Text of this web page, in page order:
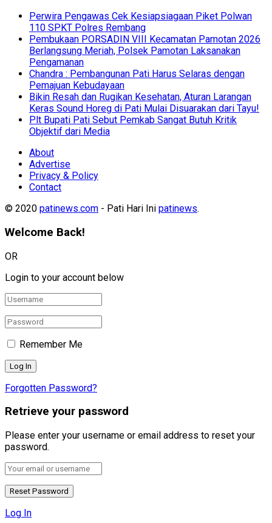
Perwira Pengawas Cek Kesiapsiagaan Piket Polwan
110 SPKT Polres Rembang
Pembukaan PORSADIN VIII Kecamatan Pamotan 2026
Berlangsung Meriah, Polsek Pamotan Laksanakan
Pengamanan
Chandra : Pembangunan Pati Harus Selaras dengan
Pemajuan Kebudayaan
Bikin Resah dan Rugikan Kesehatan, Aturan Larangan
Keras Sound Horeg di Pati Mulai Disuarakan dari Tayu!
Plt Bupati Pati Sebut Pemkab Sangat Butuh Kritik
Objektif dari Media
About
Advertise
Privacy & Policy
Contact
© 2020 patinews.com - Pati Hari Ini patinews.
Welcome Back!
OR
Login to your account below
Remember Me
Forgotten Password?
Retrieve your password
Please enter your username or email address to reset your
password.
Log In